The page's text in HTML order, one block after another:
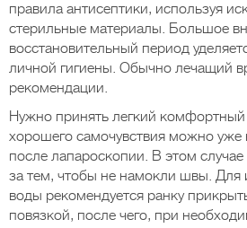
правила антисептики, используя
стерильные материалы. Большое
восстановительный период
личной гигиены. Обычно лечащий
рекомендации.
Нужно принять легкий
хорошего самочувствия можно
после лапароскопии. В этом
за тем, чтобы не намокли швы. Для
воды рекомендуется ранку
повязкой, после чего, при